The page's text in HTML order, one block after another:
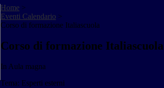
Home >
Eventi Calendario >
Corso di formazione Italiascuola
Corso di formazione Italiascuola
In Aula magna
Tema: Esperti esterni